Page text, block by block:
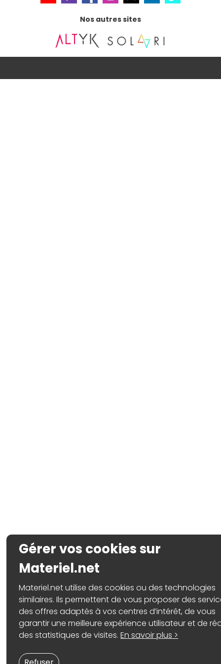
Nos autres sites
Gérer vos cookies sur
Materiel.net
Materiel.net utilise des cookies ou des technologies
similaires. Ils permettent de vous proposer des
des offres adaptés à vos centres d’intérêt, de vous
garantir une meilleure expérience utilisateur et de
des statistiques de visites.En savoir plus >